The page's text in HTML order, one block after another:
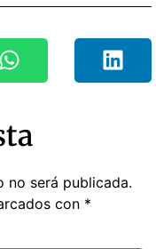
no será publicada.
con *